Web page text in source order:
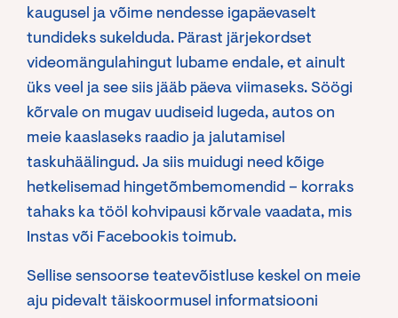
kaugusel ja võime nendesse igapäevaselt
tundideks sukelduda. Pärast järjekordset
videomängulahingut lubame endale, et ainult
üks veel ja see siis jääb päeva viimaseks. Söögi
kõrvale on mugav uudiseid lugeda, autos on
meie kaaslaseks raadio ja jalutamisel
taskuhäälingud. Ja siis muidugi need kõige
hetkelisemad hingetõmbemomendid – korraks
tahaks ka tööl kohvipausi kõrvale vaadata, mis
Instas või Facebookis toimub.
Sellise sensoorse teatevõistluse keskel on meie
aju pidevalt täiskoormusel informatsiooni